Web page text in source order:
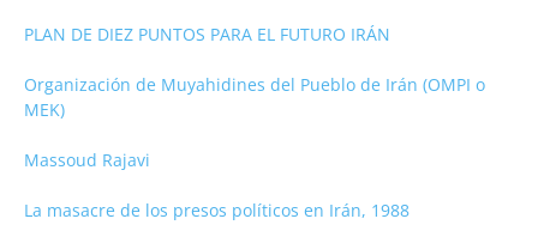
PLAN DE DIEZ PUNTOS PARA EL FUTURO IRÁN
Organización de Muyahidines del Pueblo de Irán (OMPI o
MEK)
Massoud Rajavi
La masacre de los presos políticos en Irán, 1988